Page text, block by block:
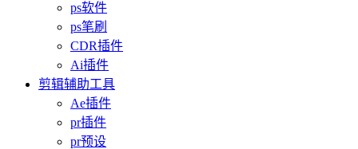
ps软件
ps笔刷
CDR插件
Ai插件
剪辑辅助工具
Ae插件
pr插件
pr预设